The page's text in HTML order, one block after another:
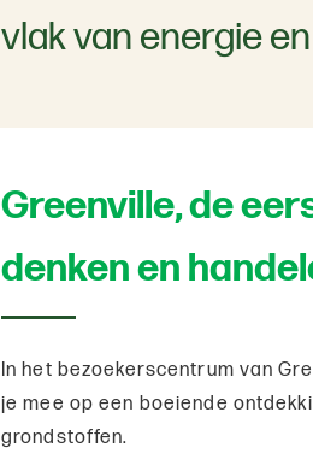
vlak van energie
Greenville, de
denken en
In het bezoekerscentrum van
je mee op een boeiende
grondstoffen.